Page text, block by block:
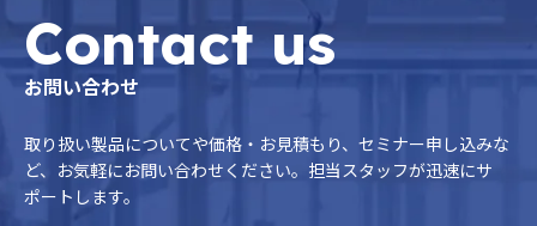
Contact us
お問い合わせ
取り扱い製品についてや価格・お見積もり、セミナー申し込みな
ど、お気軽にお問い合わせください。担当スタッフが迅速にサ
ポートします。